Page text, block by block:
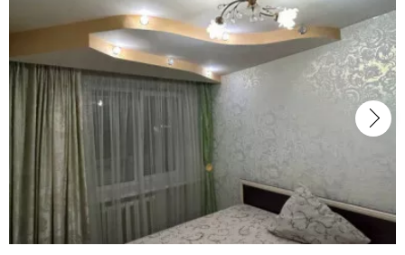
Комерческая недвижимость
Продажа коммерческой недвижимости
Аренда коммерческой недвижимости
Другие разделы
Новости
Агентства
Ремонт квартир